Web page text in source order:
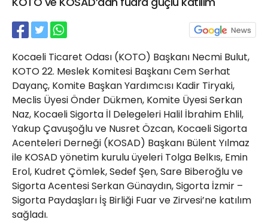
Kocaeli Ticaret Odası (KOTO) Başkanı Necmi Bulut,
KOTO 22. Meslek Komitesi Başkanı Cem Serhat
Dayanç, Komite Başkan Yardımcısı Kadir Tiryaki,
Meclis Üyesi Önder Dükmen, Komite Üyesi Serkan
Naz, Kocaeli Sigorta İl Delegeleri Halil İbrahim Ehlil,
Yakup Çavuşoğlu ve Nusret Özcan, Kocaeli Sigorta
Acenteleri Derneği (KOSAD) Başkanı Bülent Yılmaz
ile KOSAD yönetim kurulu üyeleri Tolga Belkıs, Emin
Erol, Kudret Çömlek, Sedef Şen, Sare Biberoğlu ve
Sigorta Acentesi Serkan Günaydın, Sigorta İzmir –
Sigorta Paydaşları İş Birliği Fuar ve Zirvesi’ne katılım
sağladı.
21 Gölcük
02624132333